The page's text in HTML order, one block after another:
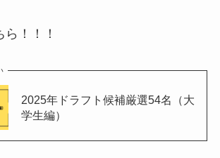
！！！
2025年ドラフト候補厳選54名（大
学生編）